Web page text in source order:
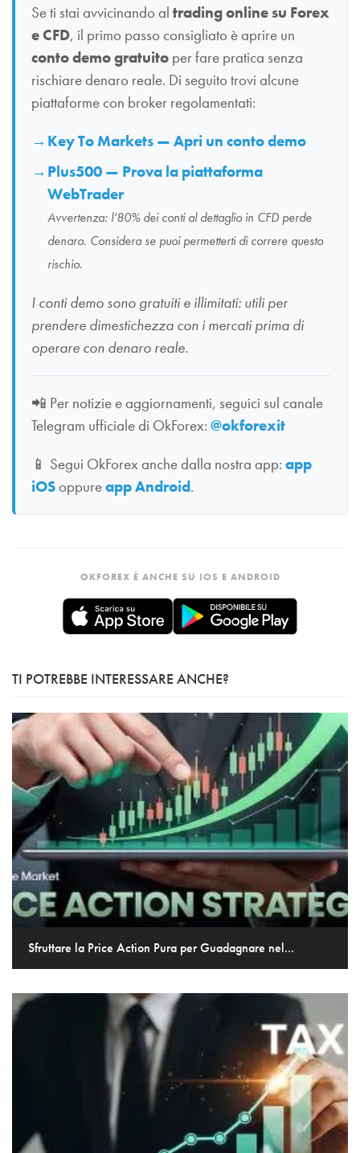
Se ti stai avvicinando al trading online su Forex
e CFD, il primo passo consigliato è aprire un
conto demo gratuito per fare pratica senza
rischiare denaro reale. Di seguito trovi alcune
piattaforme con broker regolamentati:
Key To Markets — Apri un conto demo
Plus500 — Prova la piattaforma
WebTrader
Avvertenza: l’80% dei conti al dettaglio in CFD perde
denaro. Considera se puoi permetterti di correre questo
rischio.
I conti demo sono gratuiti e illimitati: utili per
prendere dimestichezza con i mercati prima di
operare con denaro reale.
📲 Per notizie e aggiornamenti, seguici sul canale
Telegram ufficiale di OkForex: @okforexit
📱 Segui OkForex anche dalla nostra app: app
iOSoppureapp Android.
OKFOREX È ANCHE SU IOS E ANDROID
TI POTREBBE INTERESSARE ANCHE?
Sfruttare la Price Action Pura per Guadagnare nel...